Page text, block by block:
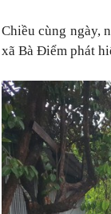
Chiều cùng ngày,
xã Bà Điểm phát